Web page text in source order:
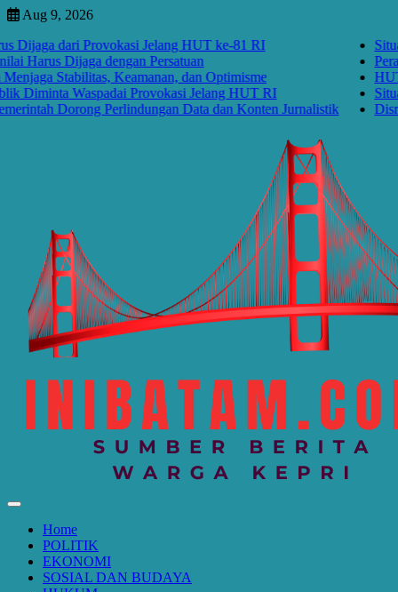
Skip
content
Aug 9, 2026
dari Provokasi Jelang HUT ke-81 RI
Dijaga dengan Persatuan
Stabilitas, Keamanan, dan Optimisme
Waspadai Provokasi Jelang HUT RI
Dorong Perlindungan Data dan Konten Jurnalistik
Situasi
Perayaan
HUT RI
Situasi
Disrupsi AI
Home
POLITIK
EKONOMI
SOSIAL DAN BUDAYA